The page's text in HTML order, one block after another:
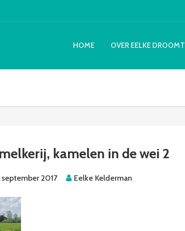
HOME OVER EELKE DROOMT
kamelen in de wei 2
september 2017 Eelke Kelderman